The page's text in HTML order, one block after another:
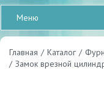
Меню
Главная / Каталог /
/ Замок врезной